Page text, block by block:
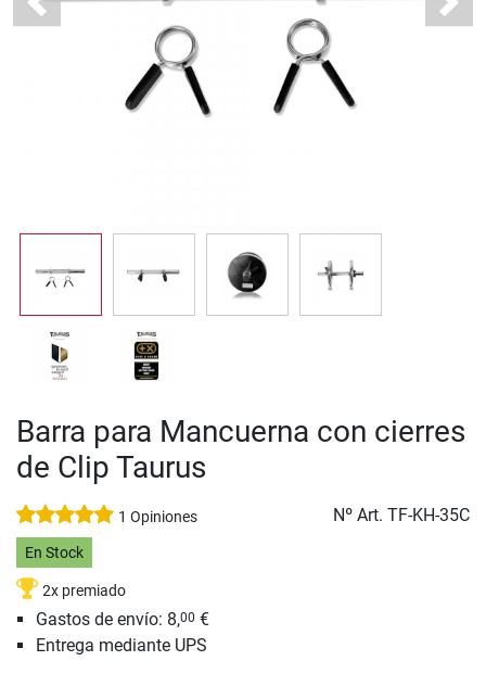
Previous Next
Barra para Mancuerna con cierres
de Clip Taurus
1 Opiniones Nº Art. TF-KH-35C
En Stock
2x premiado
Gastos de envío: 8,00 €
Entrega mediante UPS